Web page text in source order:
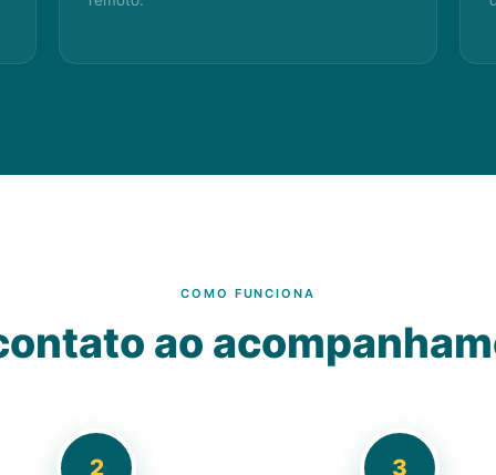
COMO FUNCIONA
ao
2 3